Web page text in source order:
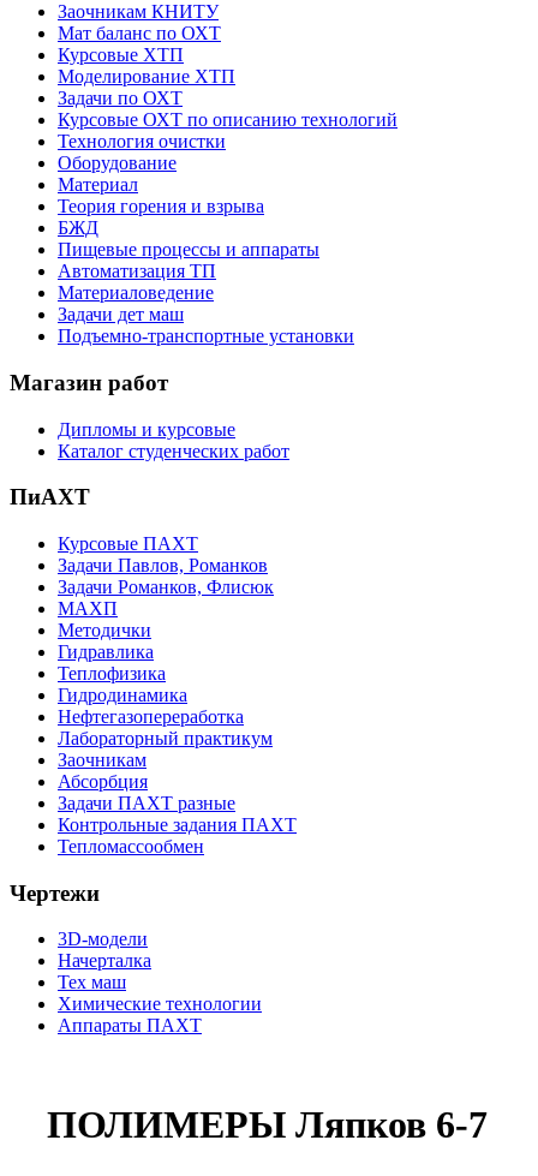
Заочникам КНИТУ
Мат баланс по ОХТ
Курсовые ХТП
Моделирование ХТП
Задачи по ОХТ
Курсовые ОХТ по описанию технологий
Технология очистки
Оборудование
Материал
Теория горения и взрыва
БЖД
Пищевые процессы и аппараты
Автоматизация ТП
Материаловедение
Задачи дет маш
Подъемно-транспортные установки
Магазин работ
Дипломы и курсовые
Каталог студенческих работ
ПиАХТ
Курсовые ПАХТ
Задачи Павлов, Романков
Задачи Романков, Флисюк
МАХП
Методички
Гидравлика
Теплофизика
Гидродинамика
Нефтегазопереработка
Лабораторный практикум
Заочникам
Абсорбция
Задачи ПАХТ разные
Контрольные задания ПАХТ
Тепломассообмен
Чертежи
3D-модели
Начерталка
Тех маш
Химические технологии
Аппараты ПАХТ
ПОЛИМЕРЫ Ляпков 6-7